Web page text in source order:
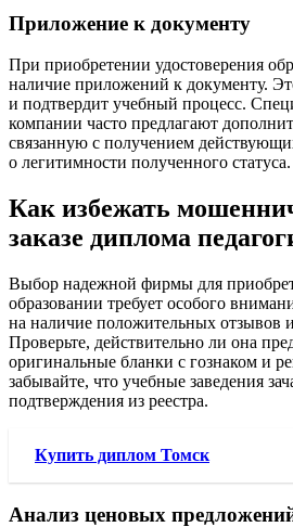
Приложение к документу
При приобретении удостоверения
наличие приложений к документу.
и подтвердит учебный процесс.
компании часто предлагают
связанную с получением
о легитимности полученного статуса.
Как избежать
заказе диплома
Выбор надежной фирмы для
образовании требует особого
на наличие положительных отзывов
Проверьте, действительно ли она
оригинальные бланки с гознаком и
забывайте, что учебные заведения
подтверждения из реестра.
Купить диплом Томск
Анализ ценовых